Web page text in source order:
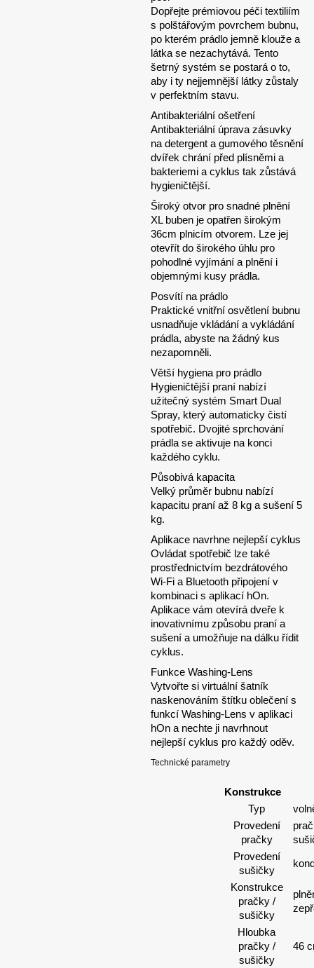
Dopřejte prémiovou péči textiliím
s polštářovým povrchem bubnu,
po kterém prádlo jemně klouže a
látka se nezachytává. Tento
šetrný systém se postará o to,
aby i ty nejjemnější látky zůstaly
v perfektním stavu.
Antibakteriální ošetření
Antibakteriální úprava zásuvky
na detergent a gumového těsnění
dvířek chrání před plísněmi a
bakteriemi a cyklus tak zůstává
hygieničtější.
Široký otvor pro snadné plnění
XL buben je opatřen širokým
36cm plnicím otvorem. Lze jej
otevřít do širokého úhlu pro
pohodlné vyjímání a plnění i
objemnými kusy prádla.
Posvítí na prádlo
Praktické vnitřní osvětlení bubnu
usnadňuje vkládání a vykládání
prádla, abyste na žádný kus
nezapomněli.
Větší hygiena pro prádlo
Hygieničtější praní nabízí
užitečný systém Smart Dual
Spray, který automaticky čistí
spotřebič. Dvojité sprchování
prádla se aktivuje na konci
každého cyklu.
Působivá kapacita
Velký průměr bubnu nabízí
kapacitu praní až 8 kg a sušení 5
kg.
Aplikace navrhne nejlepší cyklus
Ovládat spotřebič lze také
prostřednictvím bezdrátového
Wi-Fi a Bluetooth připojení v
kombinaci s aplikací hOn.
Aplikace vám otevírá dveře k
inovativnímu způsobu praní a
sušení a umožňuje na dálku řídit
cyklus.
Funkce Washing-Lens
Vytvořte si virtuální šatník
naskenováním štítku oblečení s
funkcí Washing-Lens v aplikaci
hOn a nechte ji navrhnout
nejlepší cyklus pro každý oděv.
Technické parametry
Konstrukce
Typ
Provedení
pračky
Provedení
sušičky
Konstrukce
pračky /
sušičky
Hloubka
pračky /
sušičky
46